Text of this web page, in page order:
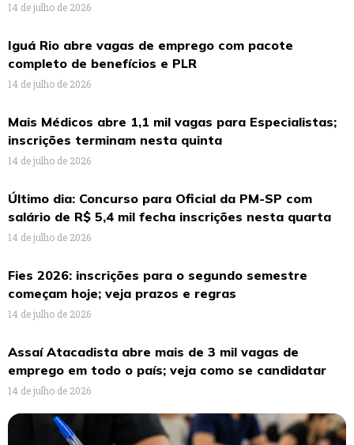
14 de julho de 2026
Iguá Rio abre vagas de emprego com pacote
completo de benefícios e PLR
14 de julho de 2026
Mais Médicos abre 1,1 mil vagas para Especialistas;
inscrições terminam nesta quinta
14 de julho de 2026
Último dia: Concurso para Oficial da PM-SP com
salário de R$ 5,4 mil fecha inscrições nesta quarta
14 de julho de 2026
Fies 2026: inscrições para o segundo semestre
começam hoje; veja prazos e regras
14 de julho de 2026
Assaí Atacadista abre mais de 3 mil vagas de
emprego em todo o país; veja como se candidatar
14 de julho de 2026